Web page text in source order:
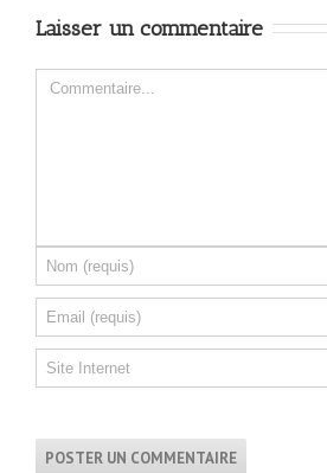
Laisser un commentaire